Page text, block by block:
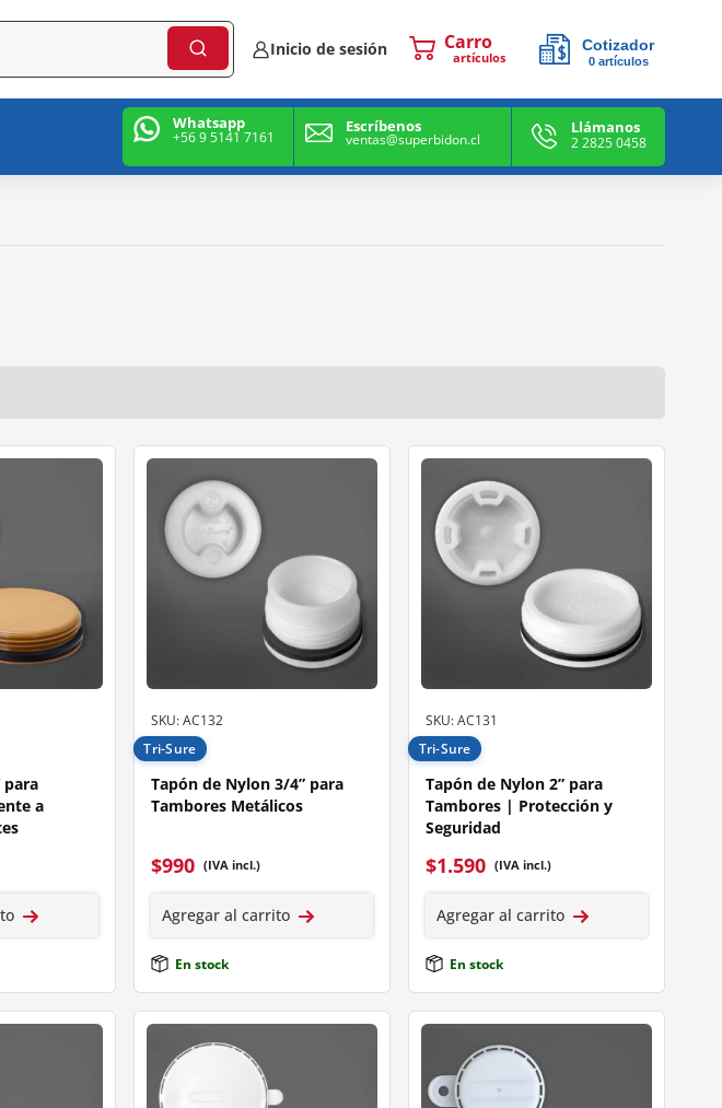
Inicio de sesión artículos
Cotizador
0artículos
Whatsapp
+56 9 5141 7161
Escríbenos
ventas@superbidon.cl
Llámanos
2 2825 0458
para
a
SKU: AC132
Tri-Sure
Tapón de Nylon 3/4” para
Tambores Metálicos
$990 (IVA incl.)
Agregar al carrito
En stock
SKU: AC131
Tri-Sure
Tapón de Nylon 2” para
Tambores | Protección y
Seguridad
$1.590 (IVA incl.)
Agregar al carrito
En stock